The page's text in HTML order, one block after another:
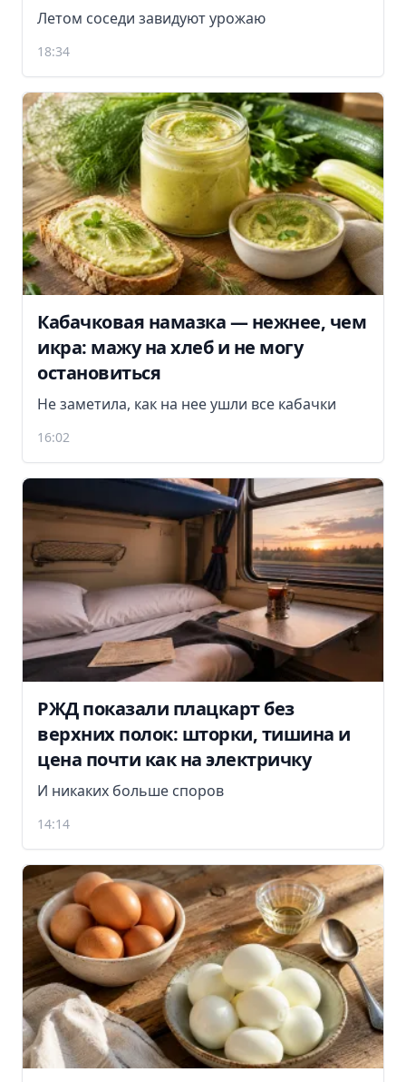
Летом соседи завидуют урожаю
18:34
Кабачковая намазка — нежнее, чем
икра: мажу на хлеб и не могу
остановиться
Не заметила, как на нее ушли все кабачки
16:02
РЖД показали плацкарт без
верхних полок: шторки, тишина и
цена почти как на электричку
И никаких больше споров
14:14